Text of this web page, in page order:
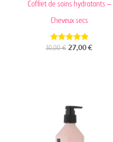
Coffret de soins hydratants –
Cheveux secs
5.00
30,00€ 27,00€